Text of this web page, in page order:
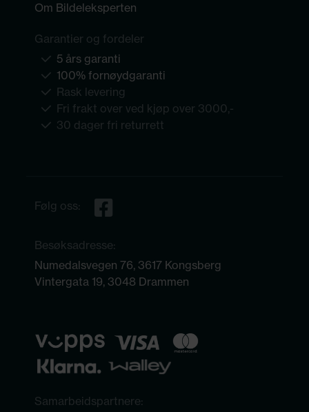
Om Bildeleksperten
Garantier og fordeler
5 års garanti
100% fornøydgaranti
Rask levering
Fri frakt over ved kjøp over 3000,-
30 dager fri returrett
Følg oss:
Besøksadresse:
Numedalsvegen 76, 3617 Kongsberg
Vintergata 19, 3048 Drammen
Samarbeidspartnere: